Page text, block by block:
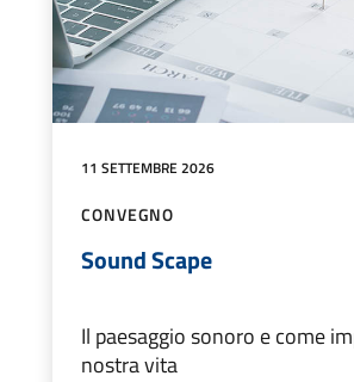
11 SETTEMBRE 2026
CONVEGNO
Sound Scape
Il paesaggio sonoro e come
nostra vita